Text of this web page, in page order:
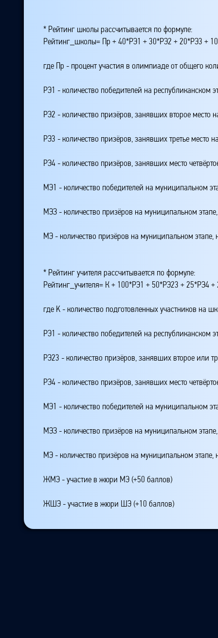
* Рейтинг школы рассчитывается по формуле:
Рейтинг_школы= Пр + 40*РЭ1 + 30*РЭ2 + 20*РЭ3 +
где Пр - процент участия в олимпиаде от общего
РЭ1 - количество победителей на республиканском
РЭ2 - количество призёров, занявших второе место
РЭ3 - количество призёров, занявших третье место
РЭ4 - количество призёров, занявших место
МЭ1 - количество победителей на муниципальном
МЭЗ - количество призёров на муниципальном
МЭ - количество призёров на муниципальном
* Рейтинг учителя рассчитывается по формуле:
Рейтинг_учителя= К + 100*РЭ1 + 50*РЭ23 +
где K - количество подготовленных участников на
РЭ1 - количество победителей на республиканском
РЭ23 - количество призёров, занявших второе или
РЭ4 - количество призёров, занявших место
МЭ1 - количество победителей на муниципальном
МЭЗ - количество призёров на муниципальном
МЭ - количество призёров на муниципальном
ЖМЭ - участие в жюри МЭ (+50 баллов)
ЖШЭ - участие в жюри ШЭ (+10 баллов)